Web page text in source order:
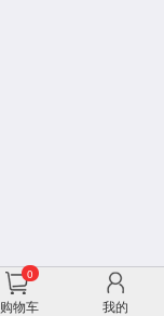
0
购物车 我的